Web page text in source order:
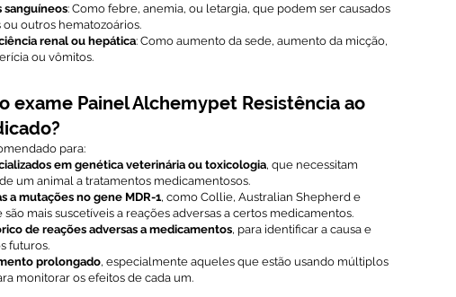
sanguíneos: Como febre, anemia, ou letargia, que podem ser causados
outros hematozoários.
renal ou hepática: Como aumento da sede, aumento da micção,
ou vômitos.
exame Painel Alchemypet Resistência ao
para:
em genética veterinária ou toxicologia, que necessitam
um animal a tratamentos medicamentosos.
a mutações no gene MDR-1, como Collie, Australian Shepherd e
mais suscetíveis a reações adversas a certos medicamentos.
de reações adversas a medicamentos, para identificar a causa e
futuros.
prolongado, especialmente aqueles que estão usando múltiplos
monitorar os efeitos de cada um.